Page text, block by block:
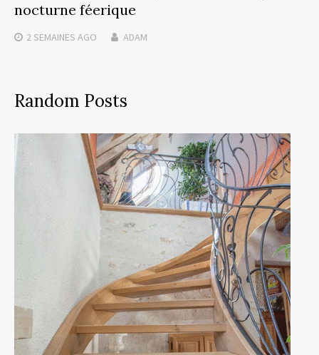
nocturne féerique
2 SEMAINES AGO ADAM
Random Posts